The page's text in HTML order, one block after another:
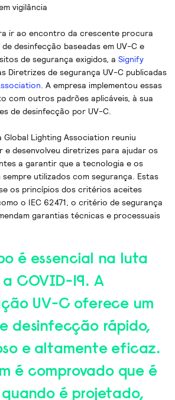
vigilância
ir ao encontro da crescente procura
desinfecção baseadas em UV-C e
de segurança exigidos, a Signify
Diretrizes de segurança UV-C publicadas
. A empresa implementou essas
com outros padrões aplicáveis, à sua
de desinfecção por UV-C.
Global Lighting Association reuniu
e desenvolveu diretrizes para ajudar os
a garantir que a tecnologia e os
utilizados com segurança. Estas
os princípios dos critérios aceites
o IEC 62471, o critério de segurança
garantias técnicas e processuais
é essencial na luta
COVID-19. A
UV-C oferece um
desinfecção rápido,
e altamente eficaz.
é comprovado que é
quando é projetado,